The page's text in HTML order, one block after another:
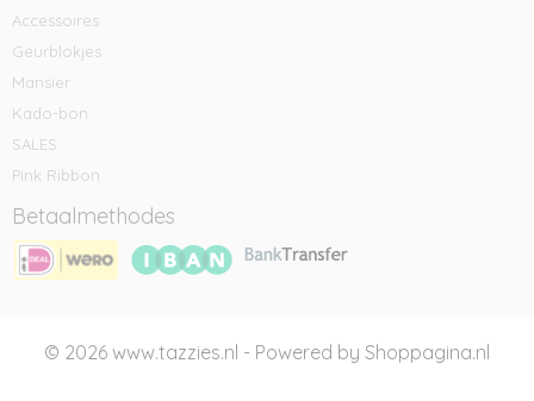
Accessoires
Geurblokjes
Mansier
Kado-bon
SALES
Pink Ribbon
Betaalmethodes
© 2026 www.tazzies.nl - Powered by Shoppagina.nl